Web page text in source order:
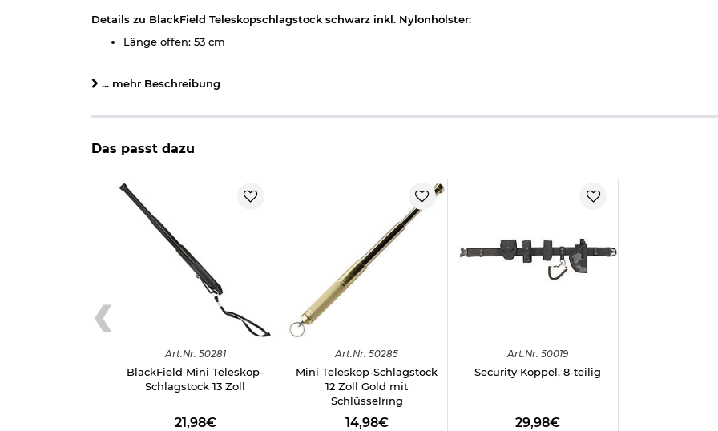
Details zu BlackField Teleskopschlagstock schwarz inkl. Nylonholster:
Länge offen: 53 cm
Gewicht: 460 g
Farbe: schwarz
Altersnachweis
zusenden, sofern uns dieser noch nicht vorliegt. (Bitte den Link: für genaue Infos
Herstellerinformationen
... mehr Beschreibung
Das passt dazu
Art.Nr. 50281
BlackField Mini Teleskop-
Schlagstock 13 Zoll
21,98€
Art.Nr. 50285
Mini Teleskop-Schlagstock
12 Zoll Gold mit
Schlüsselring
14,98€
Art.Nr. 50019
Security Koppel, 8-teilig
29,98€